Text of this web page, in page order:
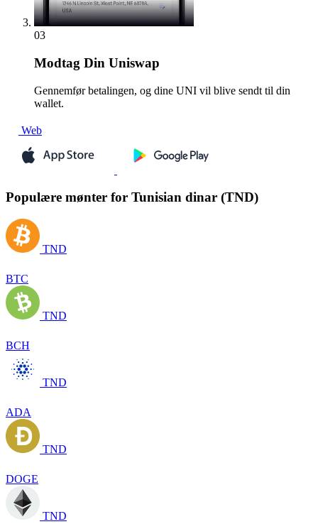
03
Modtag Din Uniswap
Gennemfør betalingen, og dine UNI vil blive sendt til din
wallet.
Web
Populære mønter for Tunisian dinar (TND)
TND
BTC
TND
BCH
TND
ADA
TND
DOGE
TND